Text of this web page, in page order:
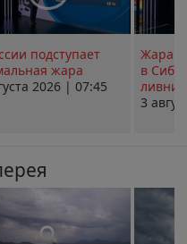
подступает
жара
2026 | 07:45
Жара в
в
ливни
3